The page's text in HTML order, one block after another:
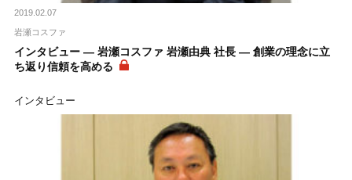
2019.02.07
岩瀬コスファ
インタビュー ― 岩瀬コスファ 岩瀬由典 社長 ― 創業の理念に立
ち返り信頼を高める
インタビュー